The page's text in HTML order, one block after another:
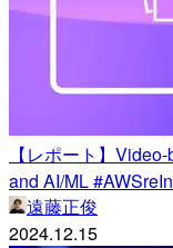
【レポート】
and AI/ML
遠藤正俊
2024.12.15